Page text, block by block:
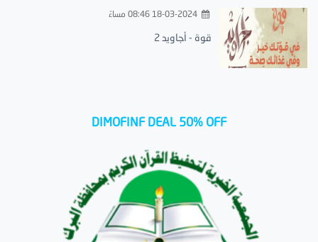
18-03-2024 08:46 مساءً
قوة - أجاويد 2
DIMOFINF DEAL 50% OFF